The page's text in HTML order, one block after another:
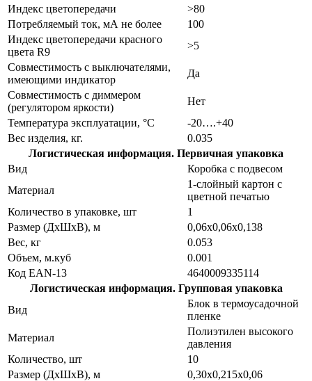
Индекс цветопередачи
>80
Потребляемый ток, мА не более
100
Индекс цветопередачи красного
цвета R9
>5
Совместимость с выключателями,
имеющими индикатор
Да
Совместимость с диммером
(регулятором яркости)
Нет
Температура эксплуатации, °С
-20….+40
Вес изделия, кг.
0.035
Логистическая информация. Первичная упаковка
Вид
Коробка с подвесом
Материал
1-слойный картон с
цветной печатью
Количество в упаковке, шт
1
Размер (ДхШхВ), м
0,06х0,06х0,138
Вес, кг
0.053
Объем, м.куб
0.001
Код EAN-13
4640009335114
Логистическая информация. Групповая упаковка
Вид
Блок в термоусадочной
пленке
Материал
Полиэтилен высокого
давления
Количество, шт
10
Размер (ДхШхВ), м
0,30х0,215х0,06